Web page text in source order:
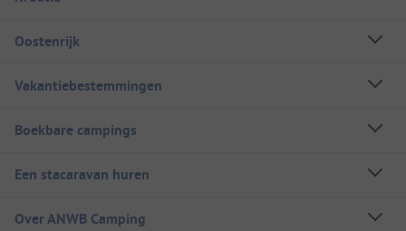
Oostenrijk
Vakantiebestemmingen
Boekbare campings
Een stacaravan huren
Over ANWB Camping